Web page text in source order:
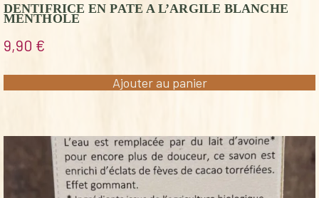
DENTIFRICE EN PATE A L’ARGILE BLANCHE
MENTHOLE
9,90 €
Ajouter au panier